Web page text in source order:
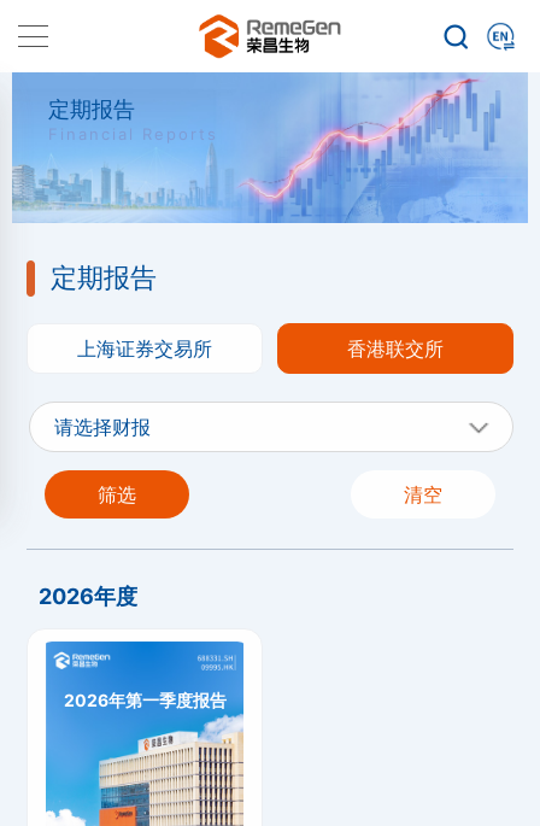
定期报告
Financial Reports
定期报告
上海证券交易所 香港联交所
请选择财报
筛选 清空
2026年度
2026年第一季度报告